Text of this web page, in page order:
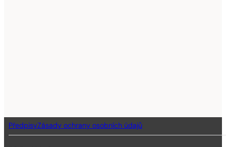
PředpisyZásady ochrany osobních údajů